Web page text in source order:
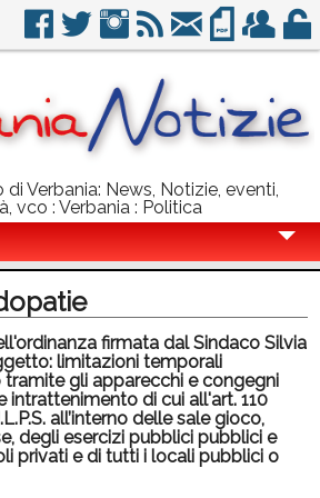
Verbania: News, Notizie, eventi,
vco : Verbania : Politica
firmata dal Sindaco Silvia
limitazioni temporali
tramite gli apparecchi e congegni
intrattenimento di cui all'art. 110
all’interno delle sale gioco,
degli esercizi pubblici pubblici e
privati e di tutti i locali pubblici o